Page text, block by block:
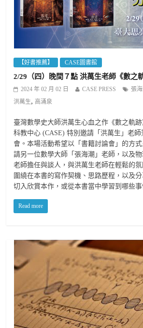
【好書推薦】 CASE圖書館
2/29（四）晚間７點 洪萬生老師《數之
2024 年 02 月 02 日 CASE PRESS 張
洪萬生,高涌泉
臺灣數學史大師洪萬生心血之作《數之軌
科教中心 (CASE) 特別邀請「洪萬生」老
會。本場活動希望以「書籍討論會」的方
請另一位數學大師「張海潮」老師，以及物
老師擔任與談人，與洪萬生老師在輕鬆的
圍繞在本書的寫作契機、思路歷程，以及
切入欣賞本作，或從本書當中學習到哪些事
Read more